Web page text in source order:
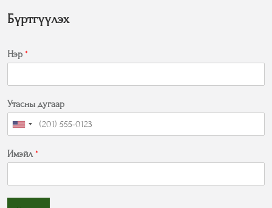
Бүртгүүлэх
Нэр *
Утасны дугаар
Имэйл *